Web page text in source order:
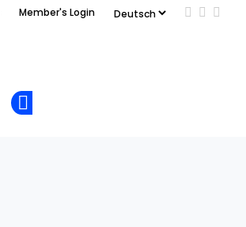
Member's Login Add us
Follow